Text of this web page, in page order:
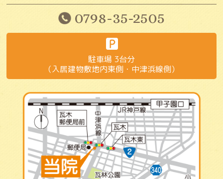
0798-35-2505
駐車場 3台分
（入居建物敷地内東側・中津浜線側）